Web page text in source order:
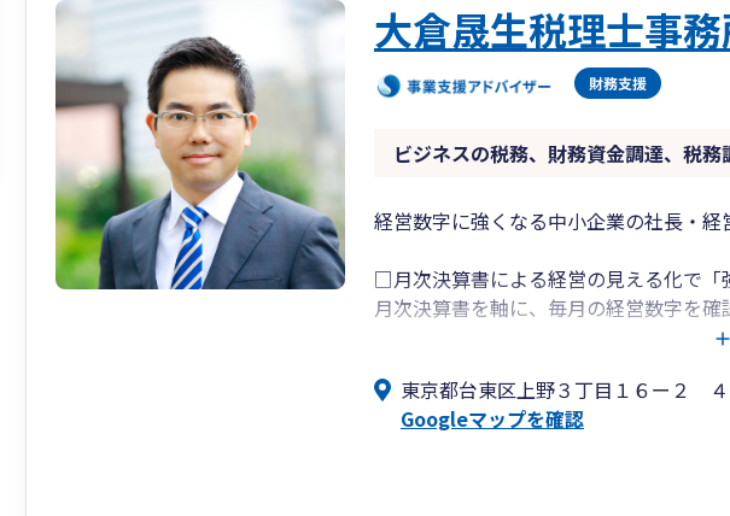
大倉晟生税理士事
ビジネスの税務、財務資金調達、税務
経営数字に強くなる中小企業の社長・経
□月次決算書による経営の見える化で「
月次決算書を軸に、毎月の経営数字を確
経営状況の把握、方向性の判断、経営計
月次決算書は数字のみでなく、グラフ
過去との比較、問題点の早期発見、将
東京都台東区上野３丁目１６ー２
Googleマップを確認